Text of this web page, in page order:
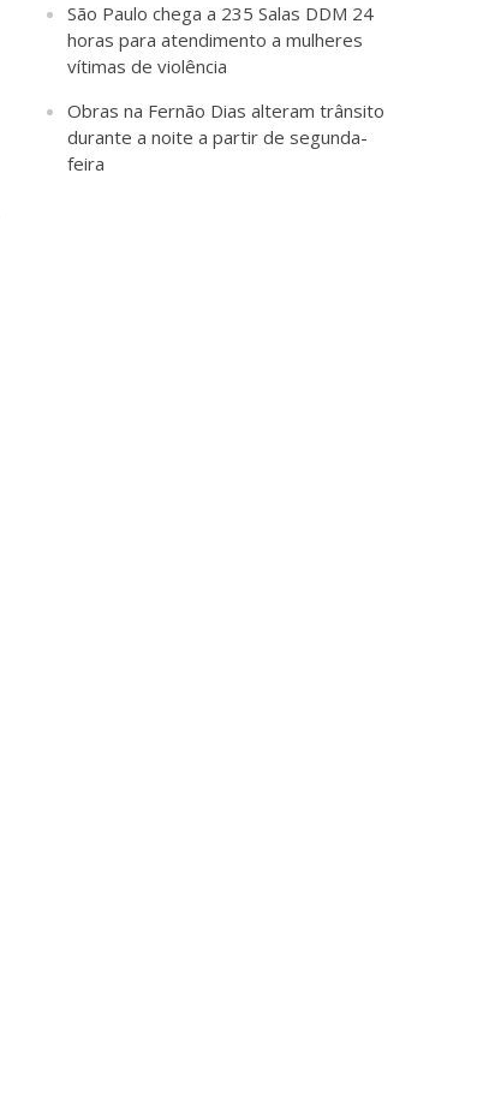
São Paulo chega a 235 Salas DDM 24
horas para atendimento a mulheres
vítimas de violência
Obras na Fernão Dias alteram trânsito
durante a noite a partir de segunda-
feira